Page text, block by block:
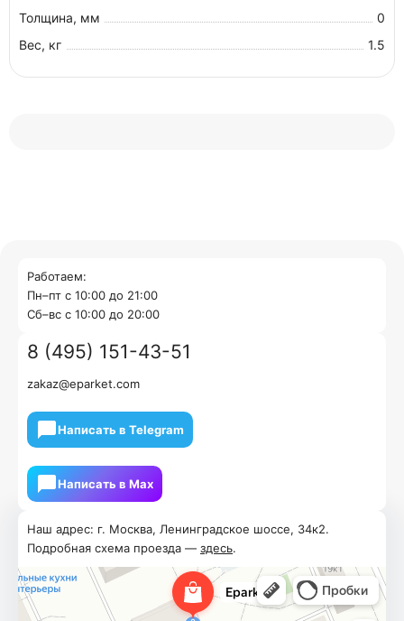
Толщина, мм
0
Вес, кг
1.5
Наш адрес: г. Москва, Ленинградское шоссе, 34к2.
Подробная схема проезда — здесь.
Работаем:
Пн–пт с 10:00 до 21:00
Cб–вс с 10:00 до 20:00
8 (495) 151-43-51
zakaz@eparket.com
Написать в Telegram
Написать в Мах